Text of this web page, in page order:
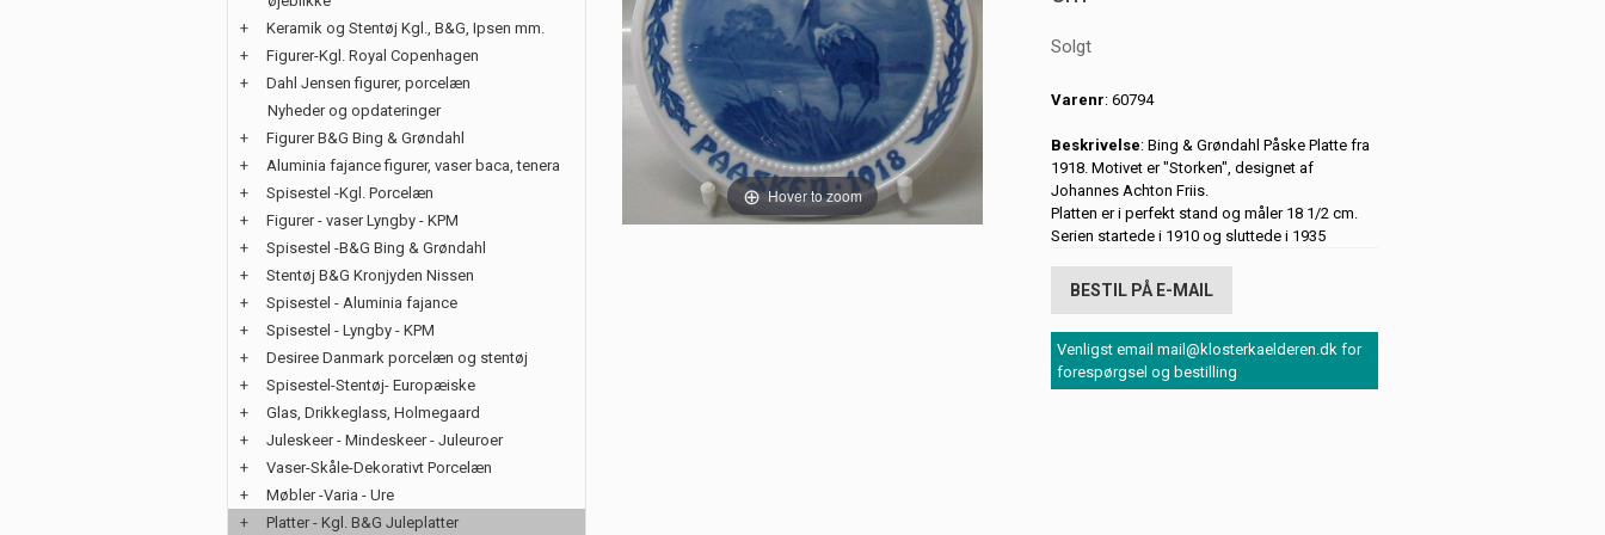
+
Keramik og Stentøj Kgl., B&G, Ipsen mm.
+
Figurer-Kgl. Royal Copenhagen
+
Dahl Jensen figurer, porcelæn
Nyheder og opdateringer
+
Figurer B&G Bing & Grøndahl
+
Aluminia fajance figurer, vaser baca, tenera
+
Spisestel -Kgl. Porcelæn
+
Figurer - vaser Lyngby - KPM
+
Spisestel -B&G Bing & Grøndahl
+
Stentøj B&G Kronjyden Nissen
+
Spisestel - Aluminia fajance
+
Spisestel - Lyngby - KPM
+
Desiree Danmark porcelæn og stentøj
+
Spisestel-Stentøj- Europæiske
+
Glas, Drikkeglass, Holmegaard
+
Juleskeer - Mindeskeer - Juleuroer
+
Vaser-Skåle-Dekorativt Porcelæn
+
Møbler -Varia - Ure
+
Platter - Kgl. B&G Juleplatter
Hover to zoom
Solgt
Varenr: 60794
Beskrivelse: Bing & Grøndahl Påske Platte fra
1918. Motivet er "Storken", designet af
Johannes Achton Friis.
Platten er i perfekt stand og måler 18 1/2 cm.
Serien startede i 1910 og sluttede i 1935
BESTIL PÅ E-MAIL
Venligst email mail@klosterkaelderen.dk for
forespørgsel og bestilling